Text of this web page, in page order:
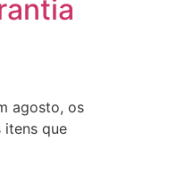
agosto, os
itens que